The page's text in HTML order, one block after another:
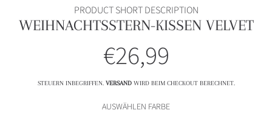
PRODUCT SHORT DESCRIPTION
WEIHNACHTSSTERN-KISSEN VELVET
Normalpreis
€26,99
STEUERN INBEGRIFFEN. VERSANDWIRD BEIM CHECKOUT BERECHNET.
AUSWÄHLEN FARBE